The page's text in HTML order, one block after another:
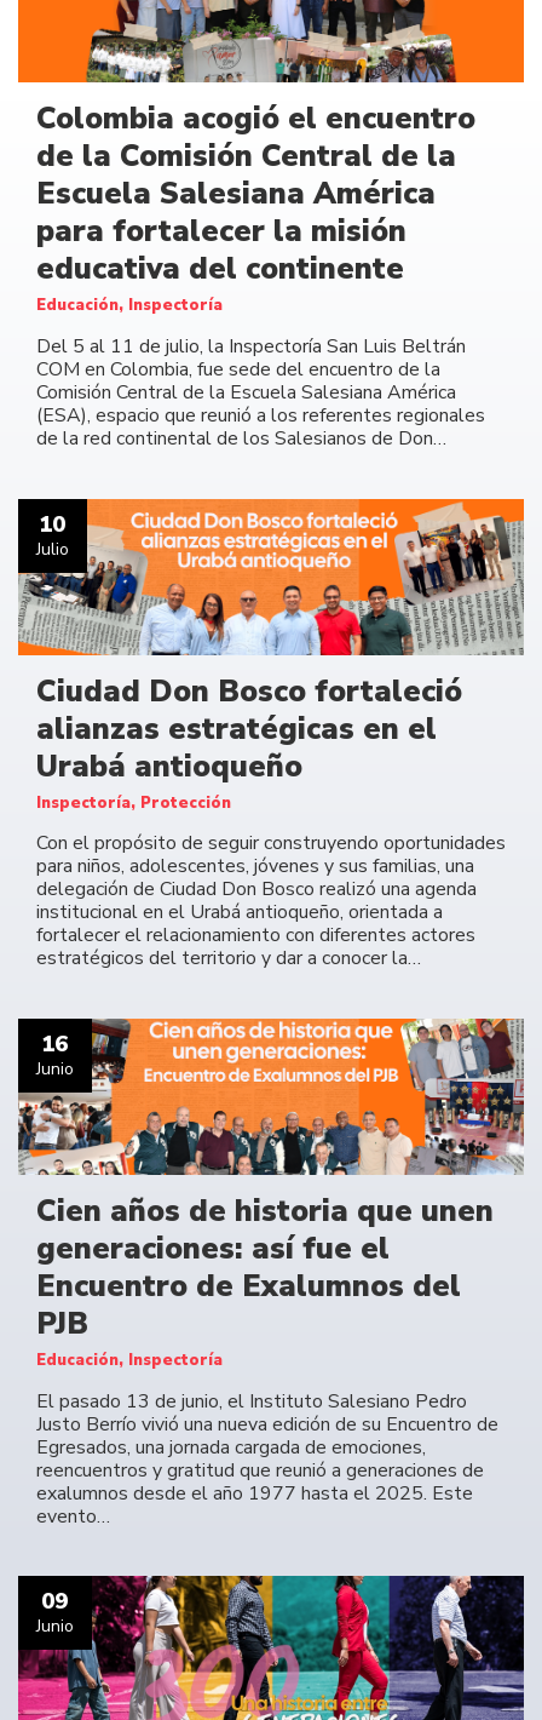
Colombia acogió el encuentro
de la Comisión Central de la
Escuela Salesiana América
para fortalecer la misión
educativa del continente
Educación, Inspectoría
Del 5 al 11 de julio, la Inspectoría San Luis Beltrán
COM en Colombia, fue sede del encuentro de la
Comisión Central de la Escuela Salesiana América
(ESA), espacio que reunió a los referentes regionales
de la red continental de los Salesianos de Don…
10
Julio
Ciudad Don Bosco fortaleció
alianzas estratégicas en el
Urabá antioqueño
Inspectoría, Protección
Con el propósito de seguir construyendo oportunidades
para niños, adolescentes, jóvenes y sus familias, una
delegación de Ciudad Don Bosco realizó una agenda
institucional en el Urabá antioqueño, orientada a
fortalecer el relacionamiento con diferentes actores
estratégicos del territorio y dar a conocer la…
16
Junio
Cien años de historia que unen
generaciones: así fue el
Encuentro de Exalumnos del
PJB
Educación, Inspectoría
El pasado 13 de junio, el Instituto Salesiano Pedro
Justo Berrío vivió una nueva edición de su Encuentro de
Egresados, una jornada cargada de emociones,
reencuentros y gratitud que reunió a generaciones de
exalumnos desde el año 1977 hasta el 2025. Este
evento…
09
Junio